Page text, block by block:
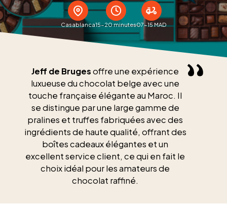
Casablanca15-20 minutes07-15 MAD
Jeff de Brugesoffre une expérience
luxueuse du chocolat belge avec une
touche française élégante au Maroc. Il
se distingue par une large gamme de
pralines et truffes fabriquées avec des
ingrédients de haute qualité, offrant des
boîtes cadeaux élégantes et un
excellent service client, ce qui en fait le
choix idéal pour les amateurs de
chocolat raffiné.